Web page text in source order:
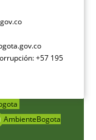
+57 195
AmbienteBogota